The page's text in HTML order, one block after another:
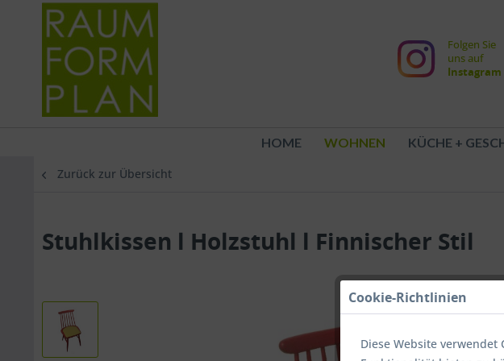
Folgen Sie
uns auf
Instagram
HOME WOHNEN KÜCHE +
Zurück zur Übersicht
Stuhlkissen l Holzstuhl l Finnischer Stil
Cookie-Richtlinien
Diese Website